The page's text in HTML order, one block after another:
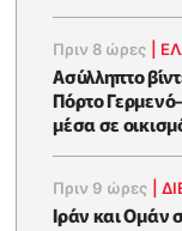
Πριν 8 ώρες
Ασύλληπτο
Πόρτο
μέσα σε
Πριν 9 ώρες |
Ιράν και